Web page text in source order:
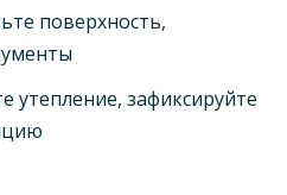
поверхность,
утепление, зафиксируйте